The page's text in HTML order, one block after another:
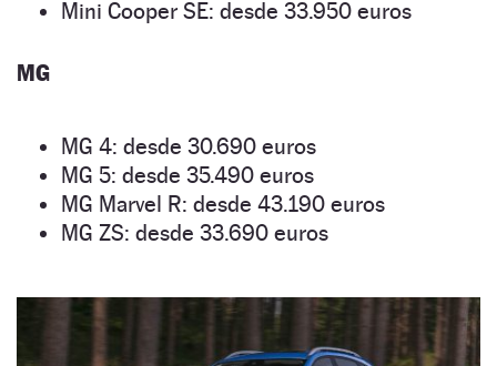
Mini Cooper SE: desde 33.950 euros
MG
MG 4: desde 30.690 euros
MG 5: desde 35.490 euros
MG Marvel R: desde 43.190 euros
MG ZS: desde 33.690 euros